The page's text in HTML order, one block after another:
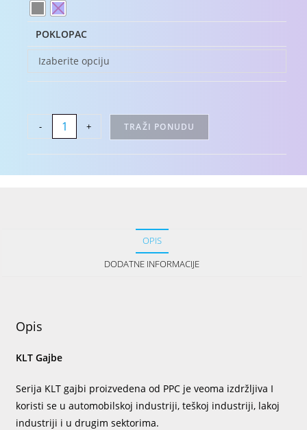
POKLOPAC
Izaberite opciju
- + TRAŽI PONUDU
OPIS
DODATNE INFORMACIJE
Opis
KLT Gajbe
Serija KLT gajbi proizvedena od PPC je veoma izdržljiva I
koristi se u automobilskoj industriji, teškoj industriji, lakoj
industriji i u drugim sektorima.